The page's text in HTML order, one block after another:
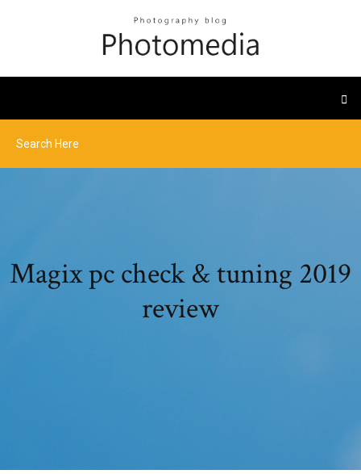
Magix pc check & tuning 2019
review